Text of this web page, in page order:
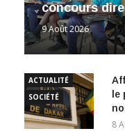
concours
9 Août 2026
ACTUALITÉ
SOCIÉTÉ
8